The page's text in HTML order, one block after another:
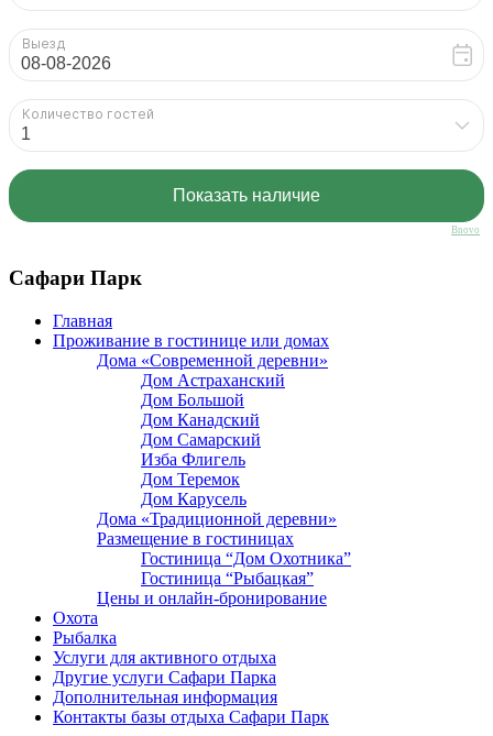
Bnovo
Сафари Парк
Главная
Проживание в гостинице или домах
Дома «Современной деревни»
Дом Астраханский
Дом Большой
Дом Канадский
Дом Самарский
Изба Флигель
Дом Теремок
Дом Карусель
Дома «Традиционной деревни»
Размещение в гостиницах
Гостиница “Дом Охотника”
Гостиница “Рыбацкая”
Цены и онлайн-бронирование
Охота
Рыбалка
Услуги для активного отдыха
Другие услуги Сафари Парка
Дополнительная информация
Контакты базы отдыха Сафари Парк